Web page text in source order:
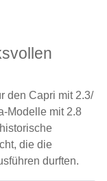
den Capri mit 2.3/
Modelle mit 2.8
die die
durften.